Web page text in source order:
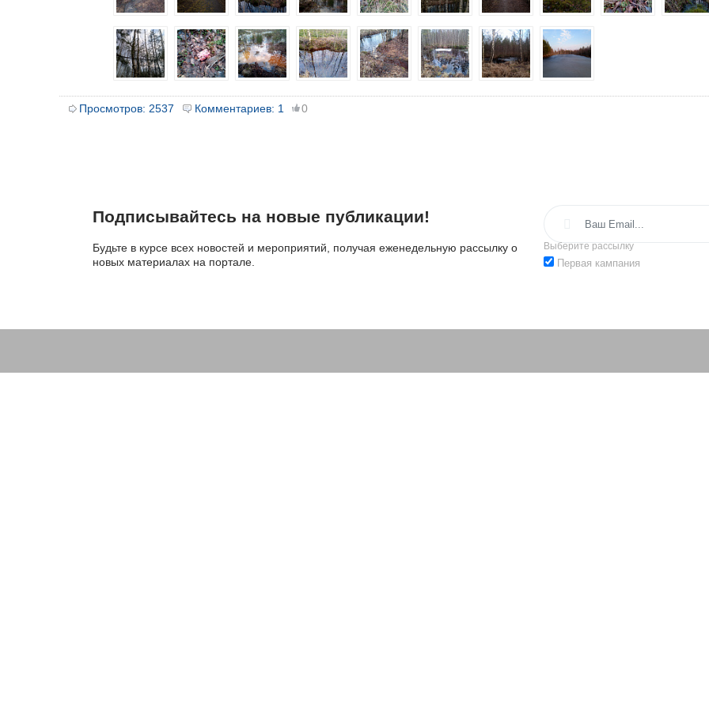
Просмотров: 2537 Комментариев: 1 0
Подписывайтесь на новые публикации!
Будьте в курсе всех новостей и мероприятий, получая еженедельную рассылку о
новых материалах на портале.
Выберите рассылку
Первая кампания